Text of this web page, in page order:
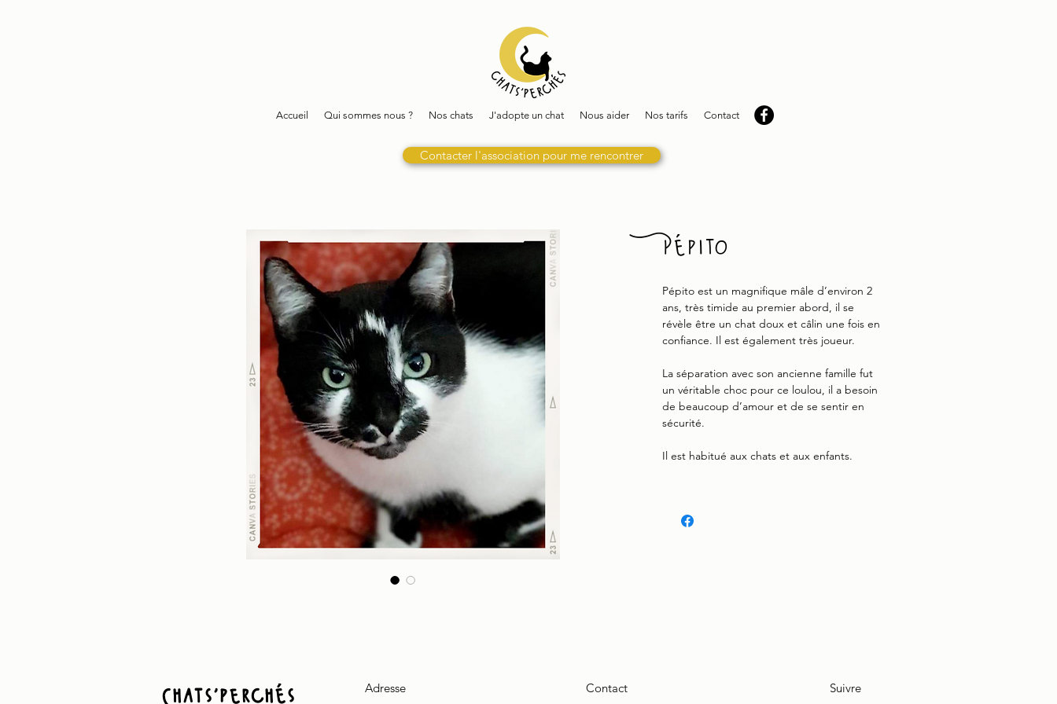
Accueil Qui sommes nous ? Nos chats J'adopte un chat Nous aider Nos tarifs Contact
Contacter l'association pour me rencontrer
Pépito
Pépito est un magnifique mâle d’environ 2
ans, très timide au premier abord, il se
révèle être un chat doux et câlin une fois en
confiance. Il est également très joueur.
La séparation avec son ancienne famille fut
un véritable choc pour ce loulou, il a besoin
de beaucoup d’amour et de se sentir en
sécurité.
Il est habitué aux chats et aux enfants.
Chats'perchés Adresse Contact Suivre